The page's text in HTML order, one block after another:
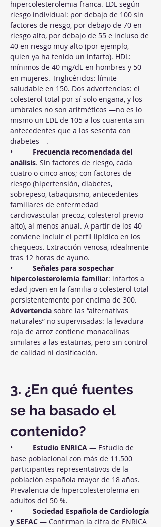
hipercolesterolemia franca. LDL según
riesgo individual: por debajo de 100 sin
factores de riesgo, por debajo de 70 en
riesgo alto, por debajo de 55 e incluso de
40 en riesgo muy alto (por ejemplo,
quien ya ha tenido un infarto). HDL:
mínimos de 40 mg/dL en hombres y 50
en mujeres. Triglicéridos: límite
saludable en 150. Dos advertencias: el
colesterol total por sí solo engaña, y los
umbrales no son aritméticos —no es lo
mismo un LDL de 105 a los cuarenta sin
antecedentes que a los sesenta con
diabetes—.
• Frecuencia recomendada del
análisis. Sin factores de riesgo, cada
cuatro o cinco años; con factores de
riesgo (hipertensión, diabetes,
sobrepeso, tabaquismo, antecedentes
familiares de enfermedad
cardiovascular precoz, colesterol previo
alto), al menos anual. A partir de los 40
conviene incluir el perfil lipídico en los
chequeos. Extracción venosa, idealmente
tras 12 horas de ayuno.
• Señales para sospechar
hipercolesterolemia familiar: infartos a
edad joven en la familia o colesterol total
persistentemente por encima de 300.
Advertencia sobre las “alternativas
naturales” no supervisadas: la levadura
roja de arroz contiene monacolinas
similares a las estatinas, pero sin control
de calidad ni dosificación.
3. ¿En qué fuentes
se ha basado el
contenido?
• Estudio ENRICA — Estudio de
base poblacional con más de 11.500
participantes representativos de la
población española mayor de 18 años.
Prevalencia de hipercolesterolemia en
adultos del 50 %.
• Sociedad Española de Cardiología
y SEFAC — Confirman la cifra de ENRICA